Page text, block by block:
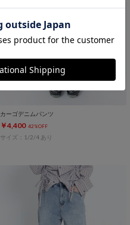
カーゴデニムパンツ
￥4,400 42%OFF
サイズ：1/2/4 あり